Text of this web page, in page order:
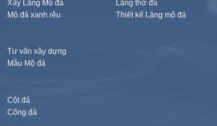
Xây Lăng Mộ đá
Mộ đá xanh rêu
Lăng thờ đá
Thiết kế Lăng mộ đá
Tư vấn xây dựng
Mẫu Mộ đá
Cột đá
Cổng đá